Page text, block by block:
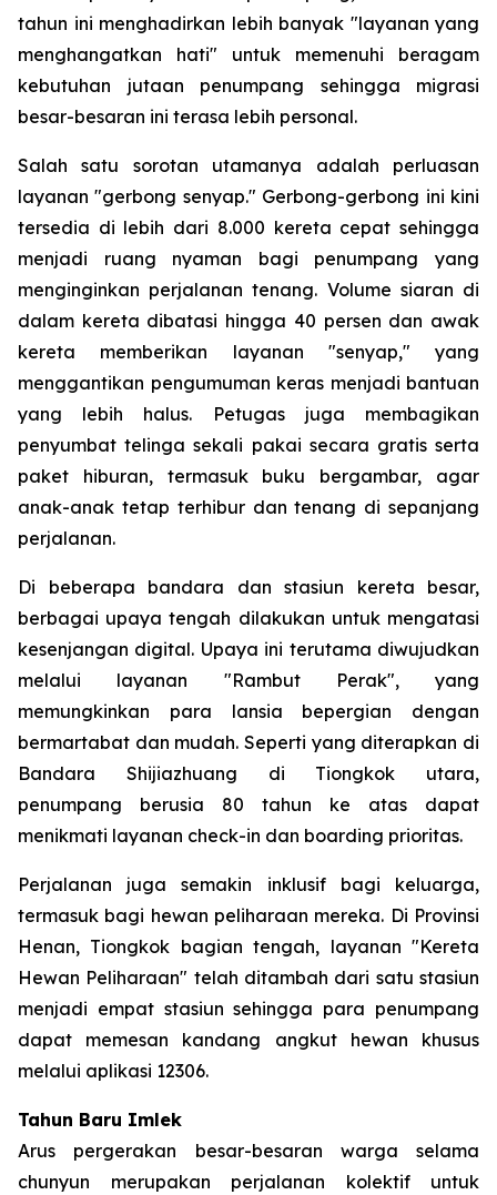
tahun ini menghadirkan lebih banyak "layanan yang
menghangatkan hati" untuk memenuhi beragam
kebutuhan jutaan penumpang sehingga migrasi
besar-besaran ini terasa lebih personal.
Salah satu sorotan utamanya adalah perluasan
layanan "gerbong senyap." Gerbong-gerbong ini kini
tersedia di lebih dari 8.000 kereta cepat sehingga
menjadi ruang nyaman bagi penumpang yang
menginginkan perjalanan tenang. Volume siaran di
dalam kereta dibatasi hingga 40 persen dan awak
kereta memberikan layanan "senyap," yang
menggantikan pengumuman keras menjadi bantuan
yang lebih halus. Petugas juga membagikan
penyumbat telinga sekali pakai secara gratis serta
paket hiburan, termasuk buku bergambar, agar
anak-anak tetap terhibur dan tenang di sepanjang
perjalanan.
Di beberapa bandara dan stasiun kereta besar,
berbagai upaya tengah dilakukan untuk mengatasi
kesenjangan digital. Upaya ini terutama diwujudkan
melalui layanan "Rambut Perak", yang
memungkinkan para lansia bepergian dengan
bermartabat dan mudah. Seperti yang diterapkan di
Bandara Shijiazhuang di Tiongkok utara,
penumpang berusia 80 tahun ke atas dapat
menikmati layanan check-in dan boarding prioritas.
Perjalanan juga semakin inklusif bagi keluarga,
termasuk bagi hewan peliharaan mereka. Di Provinsi
Henan, Tiongkok bagian tengah, layanan "Kereta
Hewan Peliharaan" telah ditambah dari satu stasiun
menjadi empat stasiun sehingga para penumpang
dapat memesan kandang angkut hewan khusus
melalui aplikasi 12306.
Tahun Baru Imlek
Arus pergerakan besar-besaran warga selama
chunyun merupakan perjalanan kolektif untuk